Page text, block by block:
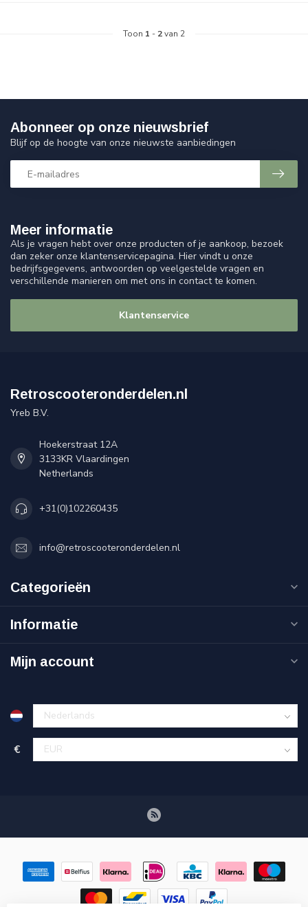
Toon 1 - 2van 2
Meer informatie
Als je vragen hebt over onze producten of je aankoop, bezoek
dan zeker onze klantenservicepagina. Hier vindt u onze
bedrijfsgegevens, antwoorden op veelgestelde vragen en
verschillende manieren om met ons in contact te komen.
Klantenservice
Abonneer op onze nieuwsbrief
Blijf op de hoogte van onze nieuwste aanbiedingen
Retroscooteronderdelen.nl
Yreb B.V.
Hoekerstraat 12A
3133KR Vlaardingen
Netherlands
+31(0)102260435
info@retroscooteronderdelen.nl
Categorieën
Informatie
Mijn account
€